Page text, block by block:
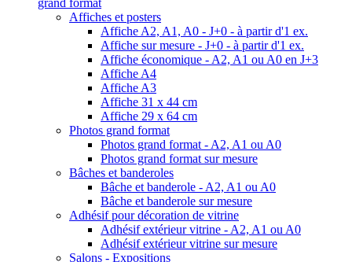
grand format
Affiches et posters
Affiche A2, A1, A0 - J+0 - à partir d'1 ex.
Affiche sur mesure - J+0 - à partir d'1 ex.
Affiche économique - A2, A1 ou A0 en J+3
Affiche A4
Affiche A3
Affiche 31 x 44 cm
Affiche 29 x 64 cm
Photos grand format
Photos grand format - A2, A1 ou A0
Photos grand format sur mesure
Bâches et banderoles
Bâche et banderole - A2, A1 ou A0
Bâche et banderole sur mesure
Adhésif pour décoration de vitrine
Adhésif extérieur vitrine - A2, A1 ou A0
Adhésif extérieur vitrine sur mesure
Salons - Expositions